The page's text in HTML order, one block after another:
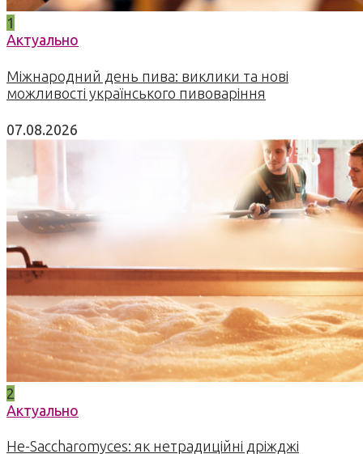
1
Актуально
Міжнародний день пива: виклики та нові
можливості українського пивоваріння
07.08.2026
2
Актуально
Не-Saccharomyces: як нетрадиційні дріжджі